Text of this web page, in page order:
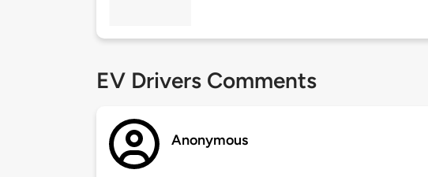
EV Drivers Comments
Anonymous